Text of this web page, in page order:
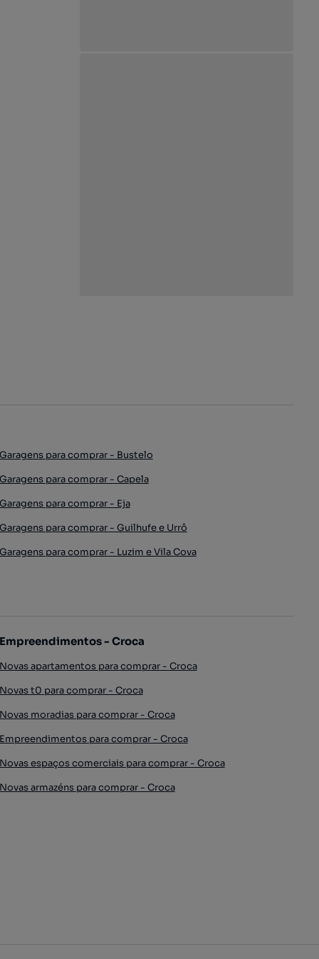
Garagens para comprar - Bustelo
Garagens para comprar - Capela
Garagens para comprar - Eja
Garagens para comprar - Guilhufe e Urrô
Garagens para comprar - Luzim e Vila Cova
Empreendimentos - Croca
Novas apartamentos para comprar - Croca
Novas t0 para comprar - Croca
Novas moradias para comprar - Croca
Empreendimentos para comprar - Croca
Novas espaços comerciais para comprar - Croca
Novas armazéns para comprar - Croca